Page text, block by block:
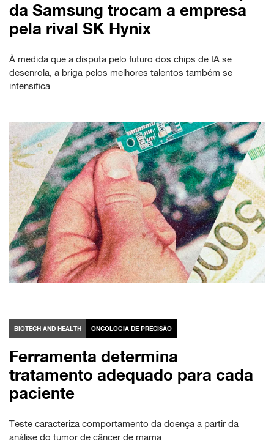
da Samsung trocam a empresa
pela rival SK Hynix
À medida que a disputa pelo futuro dos chips de IA se
desenrola, a briga pelos melhores talentos também se
intensifica
BIOTECH AND HEALTH ONCOLOGIA DE PRECISÃO
Ferramenta determina
tratamento adequado para cada
paciente
Teste caracteriza comportamento da doença a partir da
análise do tumor de câncer de mama